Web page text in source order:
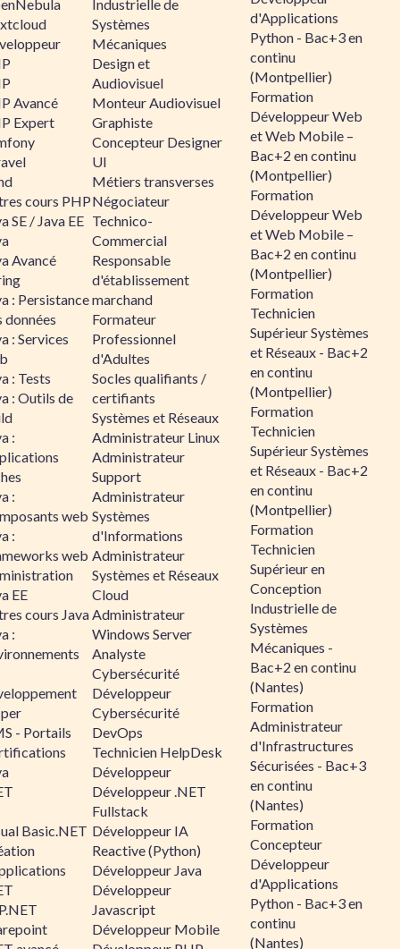
Avancé
Expert
cours PHP
SE / Java EE
Avancé
: Persistance
données
: Services
: Tests
: Outils de
:
:
web
:
web
EE
cours Java
:
- Portails
Basic.NET
Industrielle de
Systèmes
Mécaniques
Design et
Audiovisuel
Monteur Audiovisuel
Graphiste
Concepteur Designer
UI
Métiers transverses
Négociateur
Technico-
Commercial
Responsable
d'établissement
marchand
Formateur
Professionnel
d'Adultes
Socles qualifiants /
certifiants
Systèmes et Réseaux
Administrateur Linux
Administrateur
Support
Administrateur
Systèmes
d'Informations
Administrateur
Systèmes et Réseaux
Cloud
Administrateur
Windows Server
Analyste
Cybersécurité
Développeur
Cybersécurité
DevOps
Technicien HelpDesk
Développeur
Développeur .NET
Fullstack
Développeur IA
Reactive (Python)
Développeur Java
Développeur
Javascript
Développeur Mobile
d'Applications
Python - Bac+3 en
continu
(Montpellier)
Formation
Développeur Web
et Web Mobile –
Bac+2 en continu
(Montpellier)
Formation
Développeur Web
et Web Mobile –
Bac+2 en continu
(Montpellier)
Formation
Technicien
Supérieur Systèmes
et Réseaux - Bac+2
en continu
(Montpellier)
Formation
Technicien
Supérieur Systèmes
et Réseaux - Bac+2
en continu
(Montpellier)
Formation
Technicien
Supérieur en
Conception
Industrielle de
Systèmes
Mécaniques -
Bac+2 en continu
(Nantes)
Formation
Administrateur
d'Infrastructures
Sécurisées - Bac+3
en continu
(Nantes)
Formation
Concepteur
Développeur
d'Applications
Python - Bac+3 en
continu
(Nantes)